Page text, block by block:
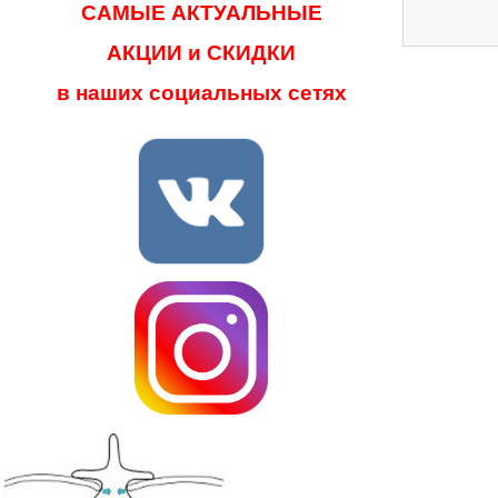
САМЫЕ АКТУАЛЬНЫЕ
АКЦИИ и СКИДКИ
в наших социальных сетях